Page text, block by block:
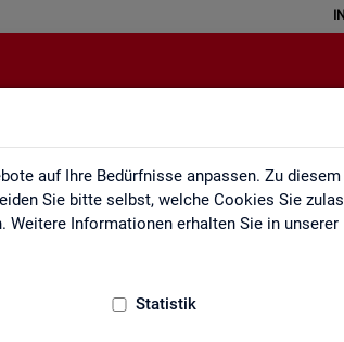
auf Ihre Bedürfnisse anpassen. Zu
Sie bitte selbst, welche Cookies Sie
Weitere Informationen erhalten Sie in unserer
Statistik
Lernmaterialien